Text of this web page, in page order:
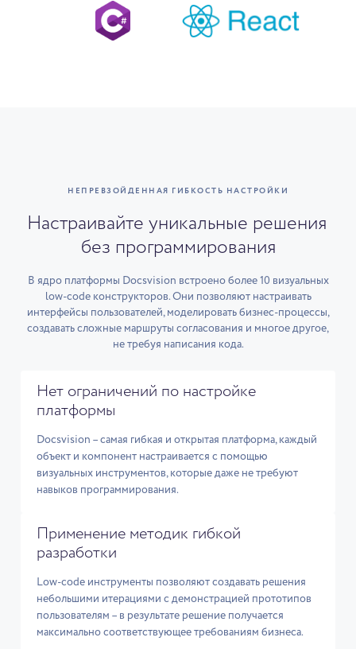
НЕПРЕВЗОЙДЕННАЯ ГИБКОСТЬ НАСТРОЙКИ
Настраивайте уникальные решения
без программирования
В ядро платформы Docsvision встроено более 10 визуальных
low-code конструкторов. Они позволяют настраивать
интерфейсы пользователей, моделировать бизнес-процессы,
создавать сложные маршруты согласования и многое другое,
не требуя написания кода.
Нет ограничений по настройке
платформы
Docsvision – самая гибкая и открытая платформа, каждый
объект и компонент настраивается с помощью
визуальных инструментов, которые даже не требуют
навыков программирования.
Применение методик гибкой
разработки
Low-code инструменты позволяют создавать решения
небольшими итерациями с демонстрацией прототипов
пользователям – в результате решение получается
максимально соответствующее требованиям бизнеса.